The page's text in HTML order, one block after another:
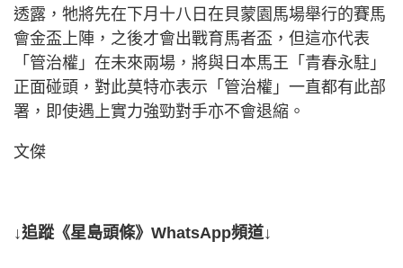
透露，牠將先在下月十八日在貝蒙園馬場舉行的賽馬
會金盃上陣，之後才會出戰育馬者盃，但這亦代表
「管治權」在未來兩場，將與日本馬王「青春永駐」
正面碰頭，對此莫特亦表示「管治權」一直都有此部
署，即使遇上實力強勁對手亦不會退縮。
文傑
↓追蹤《星島頭條》WhatsApp頻道↓